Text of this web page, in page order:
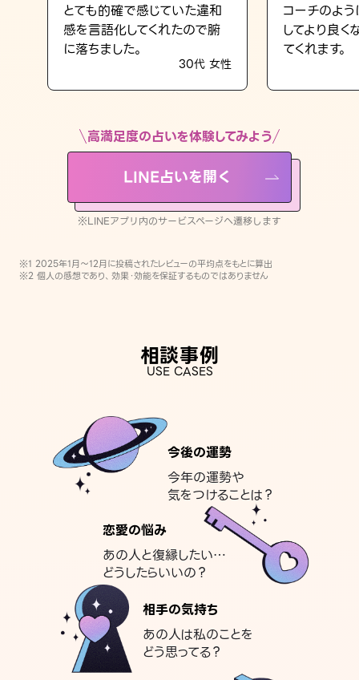
LINE占いを開く
※LINEアプリ内のサービスページへ遷移します
とても的確で感じていた違和
感を言語化してくれたので腑
に落ちました。
30代 女性
コーチのよ
してより良
てくれます。
高満足度の占いを体験してみよう
LINE占いを開く
※LINEアプリ内のサービスページへ遷移します
※1 2025年1月〜12月に投稿されたレビューの平均点をもとに算出
※2 個人の感想であり、効果・効能を保証するものではありません
相談事例
USE CASES
今後の運勢
今年の運勢や
気をつけることは？
恋愛の悩み
あの人と復縁したい…
どうしたらいいの？
相手の気持ち
あの人は私のことを
どう思ってる？